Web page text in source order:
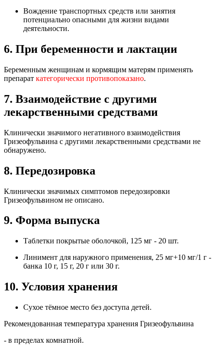
Вождение транспортных средств или занятия
потенциально опасными для жизни видами
деятельности.
6. При беременности и лактации
Беременным женщинам и кормящим матерям применять
препарат категорически противопоказано.
7. Взаимодействие с другими
лекарственными средствами
Клинически значимого негативного взаимодействия
Гризеофульвина с другими лекарственными средствами не
обнаружено.
8. Передозировка
Клинически значимых симптомов передозировки
Гризеофульвином не описано.
9. Форма выпуска
Таблетки покрытые оболочкой, 125 мг - 20 шт.
Линимент для наружного применения, 25 мг+10 мг/1 г -
банка 10 г, 15 г, 20 г или 30 г.
10. Условия хранения
Сухое тёмное место без доступа детей.
Рекомендованная температура хранения Гризеофульвина
- в пределах комнатной.